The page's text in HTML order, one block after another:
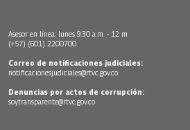
Asesor en línea: lunes 9:30 a.m. - 12 m
(+57) (601) 2200700
Correo de notificaciones judiciales:
notificacionesjudiciales@rtvc.gov.co
Denuncias por actos de corrupción:
soytransparente@rtvc.gov.co